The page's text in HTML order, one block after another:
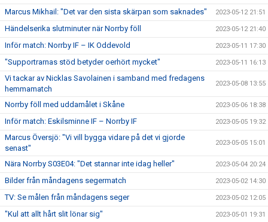
Marcus Mikhail: "Det var den sista skärpan som saknades" 2023-05-12 21:51
Händelserika slutminuter när Norrby föll 2023-05-12 21:40
Inför match: Norrby IF – IK Oddevold 2023-05-11 17:30
"Supportrarnas stöd betyder oerhört mycket" 2023-05-11 16:13
Vi tackar av Nicklas Savolainen i samband med fredagens
hemmamatch
2023-05-08 13:55
Norrby föll med uddamålet i Skåne 2023-05-06 18:38
Inför match: Eskilsminne IF – Norrby IF 2023-05-05 19:32
Marcus Översjö: "Vi vill bygga vidare på det vi gjorde
senast"
2023-05-05 15:01
Nära Norrby S03E04: "Det stannar inte idag heller" 2023-05-04 20:24
Bilder från måndagens segermatch 2023-05-02 14:30
TV: Se målen från måndagens seger 2023-05-02 12:05
"Kul att allt hårt slit lönar sig" 2023-05-01 19:31